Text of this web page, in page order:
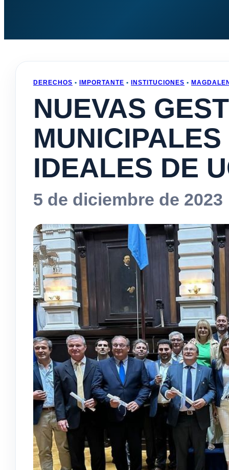
DERECHOS • IMPORTANTE • INSTITUCIONES •
NUEVAS
IDEALES DE
5 de diciembre de 2023